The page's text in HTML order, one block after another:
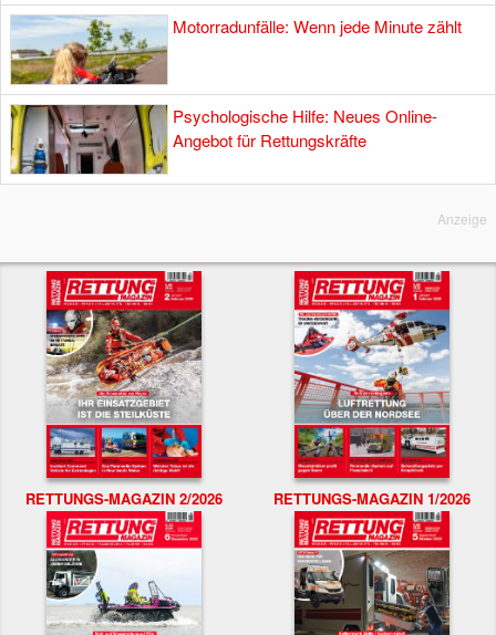
Motorradunfälle: Wenn jede Minute zählt
Psychologische Hilfe: Neues Online-
Angebot für Rettungskräfte
Anzeige
RETTUNGS-MAGAZIN 2/2026 RETTUNGS-MAGAZIN 1/2026